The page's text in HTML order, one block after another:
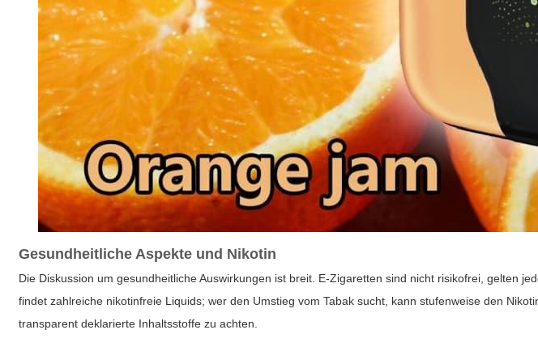
Gesundheitliche Aspekte und Nikotin
Die Diskussion um gesundheitliche Auswirkungen ist breit. E-Zigaretten sind nicht risikofrei, gelten
findet zahlreiche nikotinfreie Liquids; wer den Umstieg vom Tabak sucht, kann stufenweise den
transparent deklarierte Inhaltsstoffe zu achten.